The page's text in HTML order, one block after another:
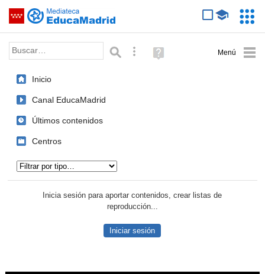
Saltar navegación
Palabra o frase: Búsqueda avanzada
Ayuda
(en
Inicio
Canal EducaMadrid
Últimos contenidos
Centros
Inicia sesión para aportar contenidos, crear listas de
reproducción...
Iniciar sesión